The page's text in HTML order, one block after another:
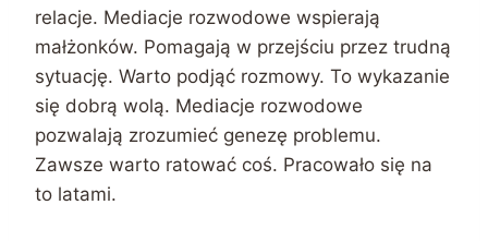
relacje. Mediacje rozwodowe wspierają
małżonków. Pomagają w przejściu przez trudną
sytuację. Warto podjąć rozmowy. To wykazanie
się dobrą wolą. Mediacje rozwodowe
pozwalają zrozumieć genezę problemu.
Zawsze warto ratować coś. Pracowało się na
to latami.